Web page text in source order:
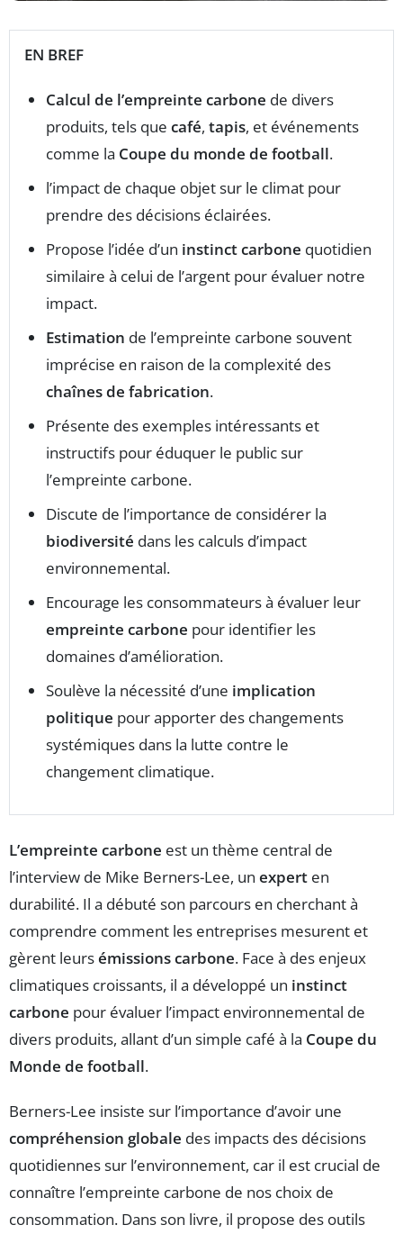
EN BREF
Calcul de l’empreinte carbone de divers
produits, tels que café, tapis, et événements
comme la Coupe du monde de football.
l’impact de chaque objet sur le climat pour
prendre des décisions éclairées.
Propose l’idée d’un instinct carbone quotidien
similaire à celui de l’argent pour évaluer notre
impact.
Estimation de l’empreinte carbone souvent
imprécise en raison de la complexité des
chaînes de fabrication.
Présente des exemples intéressants et
instructifs pour éduquer le public sur
l’empreinte carbone.
Discute de l’importance de considérer la
biodiversité dans les calculs d’impact
environnemental.
Encourage les consommateurs à évaluer leur
empreinte carbone pour identifier les
domaines d’amélioration.
Soulève la nécessité d’une implication
politique pour apporter des changements
systémiques dans la lutte contre le
changement climatique.
L’empreinte carbone est un thème central de
l’interview de Mike Berners-Lee, un expert en
durabilité. Il a débuté son parcours en cherchant à
comprendre comment les entreprises mesurent et
gèrent leursémissions carbone. Face à des enjeux
climatiques croissants, il a développé un instinct
carbone pour évaluer l’impact environnemental de
divers produits, allant d’un simple café à la Coupe du
Monde de football.
Berners-Lee insiste sur l’importance d’avoir une
compréhension globale des impacts des décisions
quotidiennes sur l’environnement, car il est crucial de
connaître l’empreinte carbone de nos choix de
consommation. Dans son livre, il propose des outils